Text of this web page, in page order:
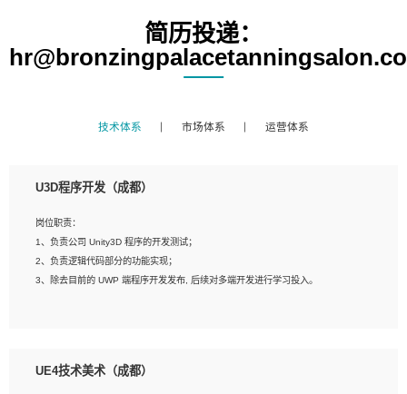
简历投递：
技术体系 市场体系 运营体系
U3D程序开发（成都）
岗位职责：
1、负责公司 Unity3D 程序的开发测试；
2、负责逻辑代码部分的功能实现；
3、除去目前的 UWP 端程序开发发布, 后续对多端开发进行学习投入。
2、熟练掌握 Unity3D 程序开发，精通 C# 语言开发；
UE4技术美术（成都）